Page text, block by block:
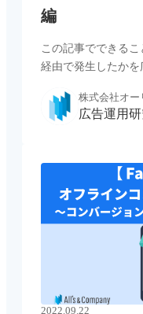
編
この記事でできる
経由で発生したか
法については以下
デメリット 実装方
株式会社オー
広告運用
2022.09.22